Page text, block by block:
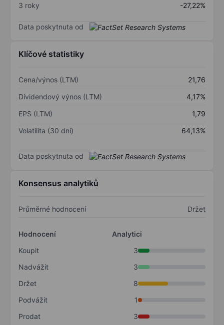
3 roky
-27,22%
Data poskytnuta od
Klíčové statistiky
Cena/výnos (LTM)
21,76
Dividendový výnos (LTM)
4,17%
EPS (LTM)
1,79
Volatilita (30 dní)
64,13%
Data poskytnuta od
Konsensus analytiků
Průměrné hodnocení Držet
Hodnocení
Analytici
Koupit
3
Nadvážit
3
Držet
8
Podvážit
1
Prodat
3